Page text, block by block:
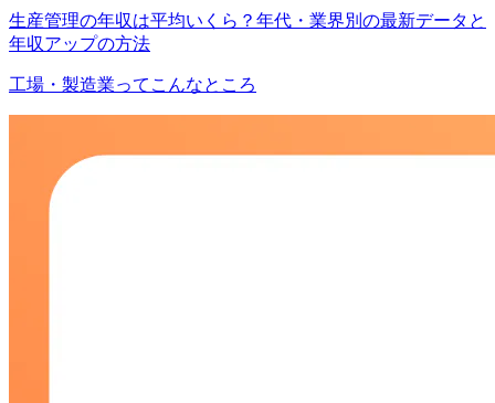
生産管理の年収は平均いくら？年代・業界別の最新データと
年収アップの方法
工場・製造業ってこんなところ